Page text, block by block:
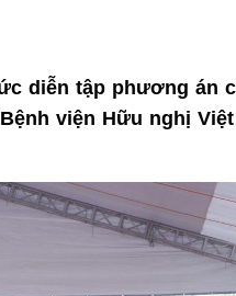
diễn tập phương án
viện Hữu nghị